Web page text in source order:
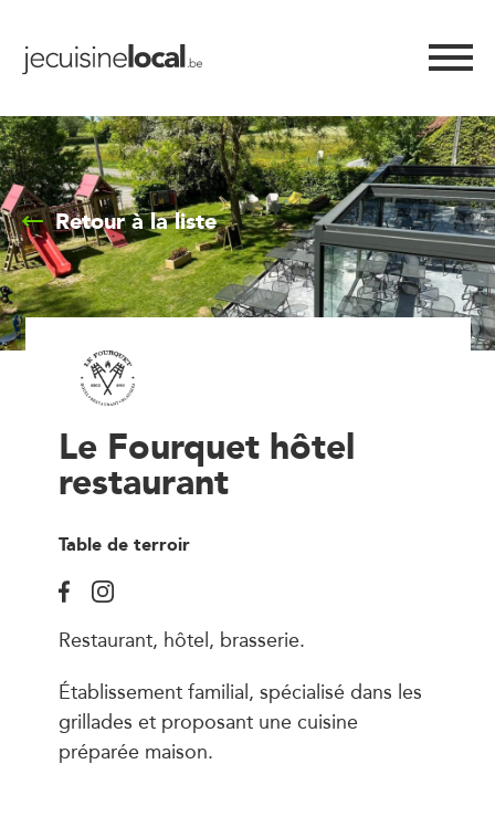
Retour à la liste
Le Fourquet hôtel
restaurant
Table de terroir
Restaurant, hôtel, brasserie.
Établissement familial, spécialisé dans les
grillades et proposant une cuisine
préparée maison.